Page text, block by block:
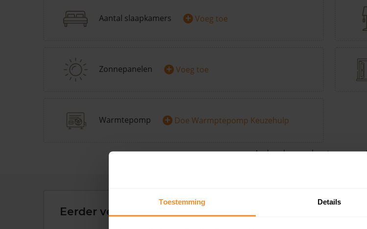
Toestemming Details
Aantal slaapkamers + Voeg toe
Zonnepanelen + Voeg toe
Warmtepomp + Doe Warmptepomp Keuzehulp
Andere kenmerken
Eerder verkochte woningen in de buurt